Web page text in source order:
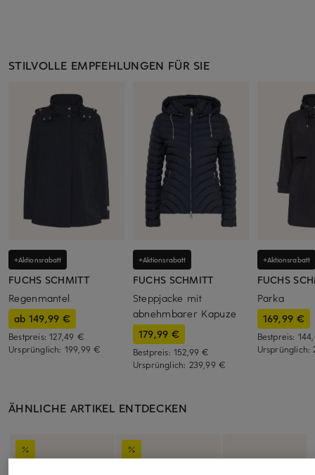
STILVOLLE EMPFEHLUNGEN FÜR SIE
+Aktionsrabatt
FUCHS SCHMITT
Regenmantel
ab 149,99 €
Bestpreis:127,49 €
Ursprünglich: 199,99 €
+Aktionsrabatt
FUCHS SCHMITT
Steppjacke mit
abnehmbarer Kapuze
179,99 €
Bestpreis: 152,99 €
Ursprünglich: 239,99 €
+Aktionsrabatt
FUCHS
Parka
169,99 €
Bestpreis:
Ursprünglich:
ÄHNLICHE ARTIKEL ENTDECKEN